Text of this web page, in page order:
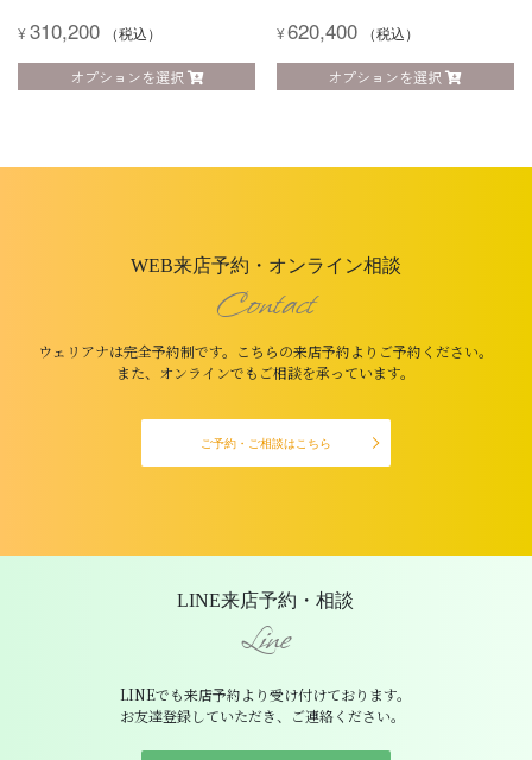
¥310,200 （税込）
オプションを選択
¥620,400 （税込）
オプションを選択
WEB来店予約・オンライン相談
Contact
ウェリアナは完全予約制です。こちらの来店予約よりご予約ください。
また、オンラインでもご相談を承っています。
ご予約・ご相談はこちら
LINE来店予約・相談
Line
LINEでも来店予約より受け付けております。
お友達登録していただき、ご連絡ください。